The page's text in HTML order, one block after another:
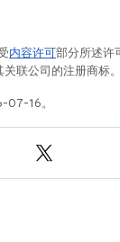
内容许可部分所述许
联公司的注册商标。
07-16。